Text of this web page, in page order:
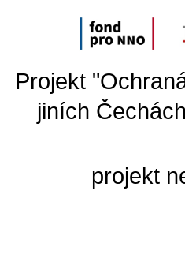
Projekt
jiních
projekt